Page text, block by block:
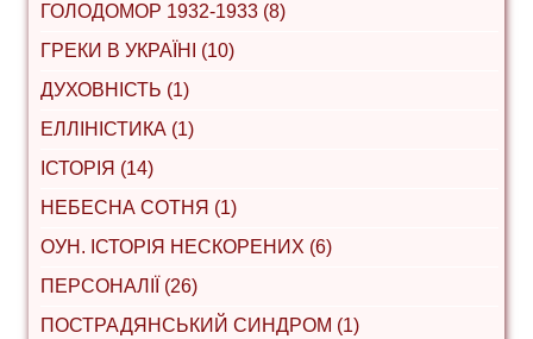
ГОЛОДОМОР 1932-1933 (8)
ГРЕКИ В УКРАЇНІ (10)
ДУХОВНІСТЬ (1)
ЕЛЛІНІСТИКА (1)
ІСТОРІЯ (14)
НЕБЕСНА СОТНЯ (1)
ОУН. ІСТОРІЯ НЕСКОРЕНИХ (6)
ПЕРСОНАЛІЇ (26)
ПОСТРАДЯНСЬКИЙ СИНДРОМ (1)